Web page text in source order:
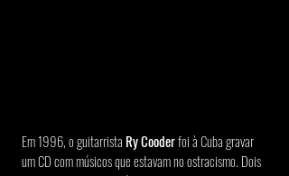
Em 1996, o guitarrista Ry Cooder foi à Cuba gravar
um CD com músicos que estavam no ostracismo. Dois